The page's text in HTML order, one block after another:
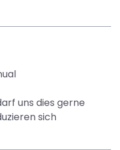
uns dies gerne
sich